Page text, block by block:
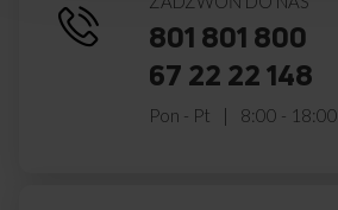
801 801 800
67 22 22 148
Pon - Pt 8:00 - 18:00